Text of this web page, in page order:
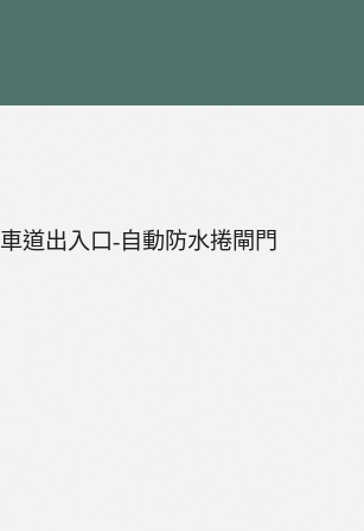
車道出入口-自動防水捲閘門